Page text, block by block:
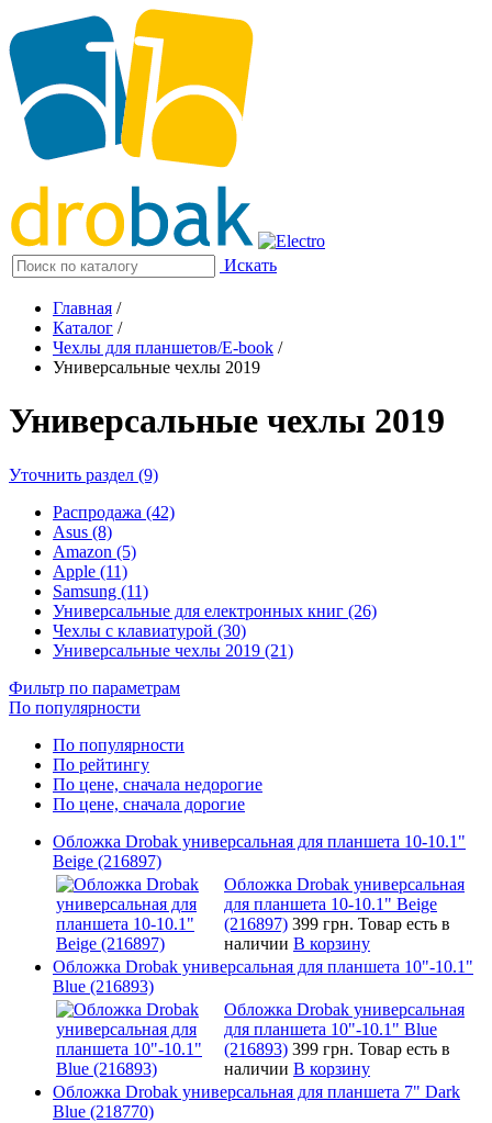
Искать
Главная /
Каталог /
Чехлы для планшетов/E-book /
Универсальные чехлы 2019
Универсальные чехлы 2019
Уточнить раздел (9)
Распродажа (42)
Asus (8)
Amazon (5)
Apple (11)
Samsung (11)
Универсальные для електронных книг (26)
Чехлы с клавиатурой (30)
Универсальные чехлы 2019 (21)
Фильтр по параметрам
По популярности
По популярности
По рейтингу
По цене, сначала недорогие
По цене, сначала дорогие
Обложка Drobak универсальная для планшета 10-10.1"
Beige (216897)
Обложка Drobak универсальная
для планшета 10-10.1" Beige
(216897) 399 грн. Товар есть в
наличии В корзину
Обложка Drobak универсальная для планшета 10"-10.1"
Blue (216893)
Обложка Drobak универсальная
для планшета 10"-10.1" Blue
(216893) 399 грн. Товар есть в
наличии В корзину
Обложка Drobak универсальная для планшета 7" Dark
Blue (218770)